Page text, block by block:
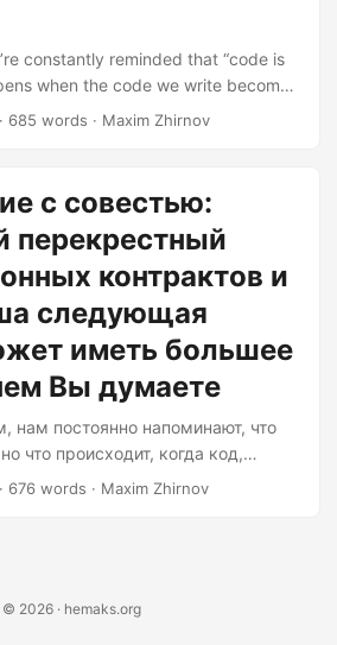
constantly reminded that “code is
when the code we write becomes
of a war machine? In this article,
practical steps to navigate this
in the Documentation Defense
building APIs – they involve
of regulations like DFARS that could
developer weep....
685 words · Maxim Zhirnov
с совестью:
перекрестный
контрактов и
следующая
иметь большее
Вы думаете
нам постоянно напоминают, что
что происходит, когда код,
частью юридического
ориентирования в этом
676 words · Maxim Zhirnov
© 2026 · hemaks.org